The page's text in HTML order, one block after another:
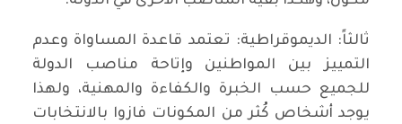
ثالثاً: الديموقراطية: تعتمد قاعدة المساواة وعدم
التمييز بين المواطنين وإتاحة مناصب الدولة
للجميع حسب الخبرة والكفاءة والمهنية، ولهذا
يوجد أشخاص كُثر من المكونات فازوا بالانتخابات